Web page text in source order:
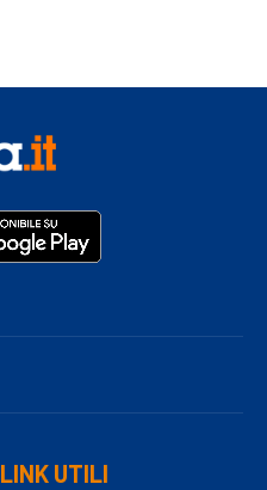
LINK UTILI